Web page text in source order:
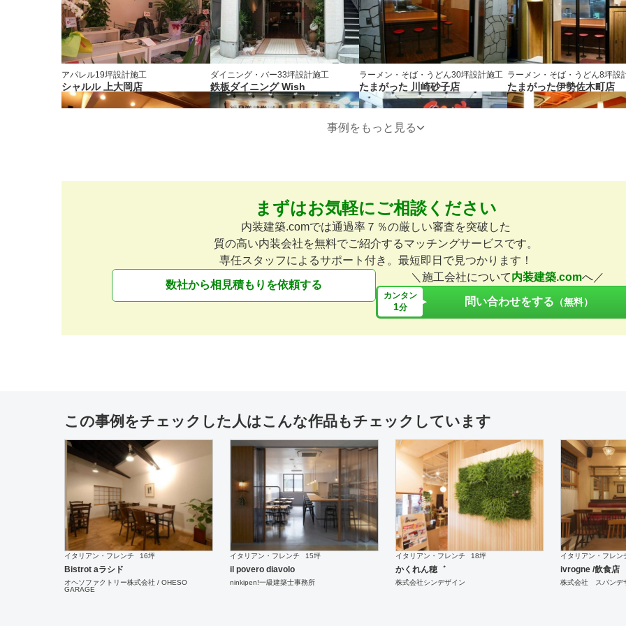
アパレル19坪設計施工
シャルル 上大岡店
ダイニング・バー33坪設計施工
鉄板ダイニング Wish
ラーメン・そば・うどん30坪設計施工
たまがった 川崎砂子店
ラーメン・そば・うどん8坪設
たまがった伊勢佐木町店
ラーメン・そば・うどん設計施工
やんつき亭
ラーメン・そば・うどん6坪設計施工
ゑびす 庭つ鶏
ダイニング・バー 設計施工
Lush Life
イタリアン・フレンチ16坪設計施工
osteria PREGO
ダイニング・バー15坪設計施工
藤沢 Bistro ハンバーグ
ダイニング・バー 15坪 設計施工
STORM'S Bar
事例をもっと見る
まずはお気軽にご相談ください
内装建築.comでは通過率７％の厳しい審査を突破した
質の高い内装会社を無料でご紹介するマッチングサービスです。
専任スタッフによるサポート付き。最短即日で見つかります！
数社から相見積もりを依頼する
＼施工会社について内装建築.comへ／
カンタン
1分 問い合わせをする （無料）
この事例をチェックした人はこんな作品もチェックしています
イタリアン・フレンチ 16坪
Bistrot aラシド
オヘソファクトリー株式会社 / OHESO
GARAGE
イタリアン・フレンチ 15坪
il povero diavolo
ninkipen!一級建築士事務所
イタリアン・フレンチ 18坪
かくれん穂゛
株式会社シンデザイン
イタリアン・フレン
ivrogne /飲食店
株式会社 スパンデ